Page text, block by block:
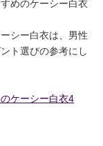
めのケーシー白衣
シー白衣は、男性
ト選びの参考にし
ケーシー白衣4